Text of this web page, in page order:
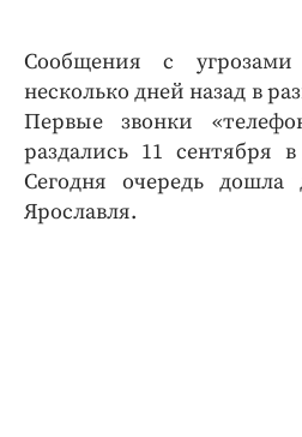
Сообщения с угрозами
несколько дней назад в
Первые звонки
раздались 11 сентября
Сегодня очередь
Ярославля.